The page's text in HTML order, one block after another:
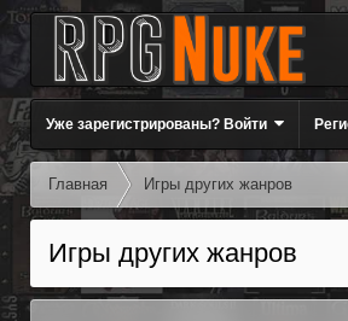
Уже зарегистрированы? Войти
Главная Игры других жанров
Игры других жанров